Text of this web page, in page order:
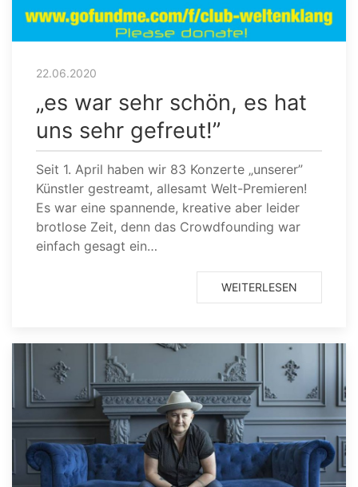
22.06.2020
„es war sehr schön, es hat
uns sehr gefreut!”
Seit 1. April haben wir 83 Konzerte „unserer”
Künstler gestreamt, allesamt Welt-Premieren!
Es war eine spannende, kreative aber leider
brotlose Zeit, denn das Crowdfounding war
einfach gesagt ein…
WEITERLESEN